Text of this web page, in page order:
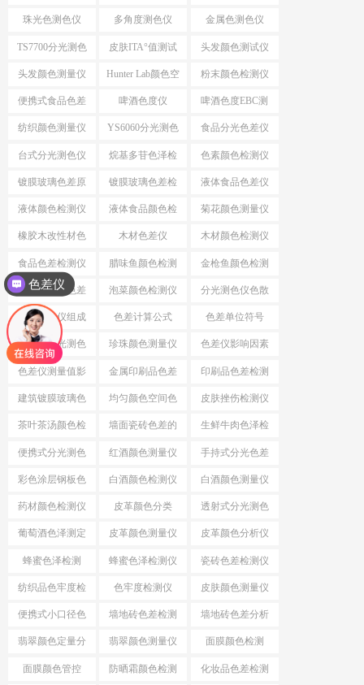
决方案 仪
珠光色测色仪 多角度测色仪 金属色测色仪
TS7700分光测色
测ITA°值
皮肤ITA°值测试
仪
头发颜色测试仪
头发颜色测量仪 Hunter Lab颜色空
间
粉末颜色检测仪
便携式食品色差
仪
啤酒色度仪 啤酒色度EBC测
量仪
纺织颜色测量仪 YS6060分光测色
仪
食品分光色差仪
台式分光测色仪
应用
烷基多苷色泽检
测仪
色素颜色检测仪
镀膜玻璃色差原
因分析
镀膜玻璃色差检
测设备
液体食品色差仪
液体颜色检测仪 液体食品颜色检
测仪
菊花颜色测量仪
橡胶木改性材色
差
木材色差仪 木材颜色检测仪
食品色差检测仪 腊味鱼颜色检测
仪
金枪鱼颜色检测
仪
小口径分光色差
仪
泡菜颜色检测仪 分光测色仪色散
系统
分光测色仪组成
结构
色差计算公式 色差单位符号
小口径分光测色
仪
珍珠颜色测量仪 色差仪影响因素
色差仪测量值影
响因素
金属印刷品色差 印刷品色差检测
仪
建筑镀膜玻璃色
差检测仪
均匀颜色空间色
差公式
皮肤挫伤检测仪
茶叶茶汤颜色检
测仪
墙面瓷砖色差的
检测仪
生鲜牛肉色泽检
测仪
便携式分光测色
仪
红酒颜色测量仪 手持式分光色差
仪
彩色涂层钢板色
差检测仪
白酒颜色检测仪 白酒颜色测量仪
药材颜色检测仪 皮革颜色分类 透射式分光测色
仪
葡萄酒色泽测定 皮革颜色测量仪 皮革颜色分析仪
蜂蜜色泽检测 蜂蜜色泽检测仪 瓷砖色差检测仪
纺织品色牢度检
测
色牢度检测仪 皮肤颜色测量仪
便携式小口径色
差仪
墙地砖色差检测
仪
墙地砖色差分析
仪
翡翠颜色定量分
析
翡翠颜色测量仪 面膜颜色检测
面膜颜色管控 防晒霜颜色检测 化妆品色差检测
色差仪